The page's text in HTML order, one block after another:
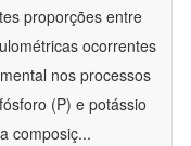
proporções entre
ocorrentes
nos processos
(P) e potássio
composiç...